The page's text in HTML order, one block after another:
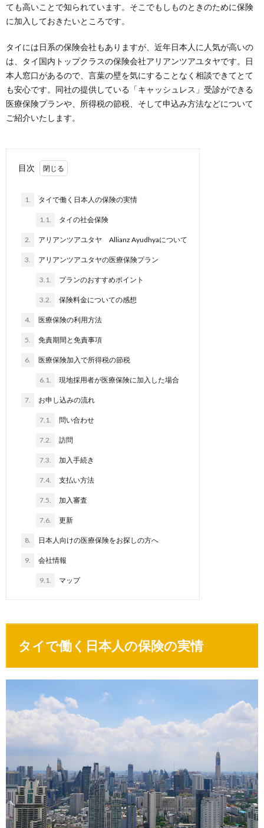
ても高いことで知られています。そこでもしものときのために保険
に加入しておきたいところです。
タイには日系の保険会社もありますが、近年日本人に人気が高いの
は、タイ国内トップクラスの保険会社アリアンツアユタヤです。日
本人窓口があるので、言葉の壁を気にすることなく相談できてとて
も安心です。同社の提供している「キャッシュレス」受診ができる
医療保険プランや、所得税の節税、そして申込み方法などについて
ご紹介いたします。
目次
1. タイで働く日本人の保険の実情
1.1. タイの社会保険
2. アリアンツアユタヤ Allianz Ayudhyaについて
3. アリアンツアユタヤの医療保険プラン
3.1. プランのおすすめポイント
3.2. 保険料金についての感想
4. 医療保険の利用方法
5. 免責期間と免責事項
6. 医療保険加入で所得税の節税
6.1. 現地採用者が医療保険に加入した場合
7. お申し込みの流れ
7.1. 問い合わせ
7.2. 訪問
7.3. 加入手続き
7.4. 支払い方法
7.5. 加入審査
7.6. 更新
8. 日本人向けの医療保険をお探しの方へ
9. 会社情報
9.1. マップ
タイで働く日本人の保険の実情